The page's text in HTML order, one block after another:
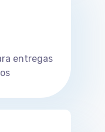
entregas